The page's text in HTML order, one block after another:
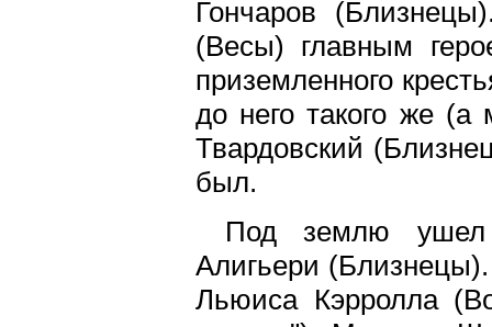
Гончаров
(Весы) главным
приземленного
до него такого же
Твардовский
был.
Под землю ушел
Алигьери
Льюиса Кэрролла